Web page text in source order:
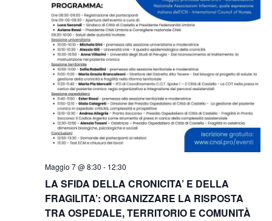
LA SFIDA DELLA CRONICITA’ E DELLA
FRAGILITA’: ORGANIZZARE LA RISPOSTA
TRA OSPEDALE, TERRITORIO E COMUNITÀ
Maggio 7 @ 8:30 - 12:30